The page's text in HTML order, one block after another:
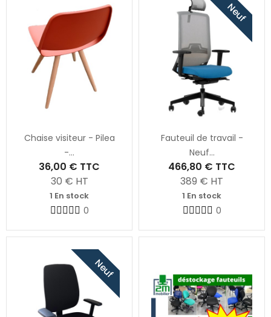
Chaise visiteur - Pilea
-...
36,00 € TTC
30 € HT
1 En stock
0
Neuf
Fauteuil de travail -
Neuf...
466,80 € TTC
389 € HT
1 En stock
0
Neuf